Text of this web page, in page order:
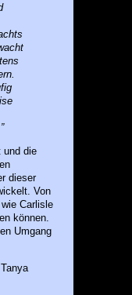
und die
dieser
Von
Carlisle
können.
Umgang